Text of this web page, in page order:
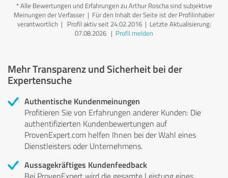
*Alle Bewertungen und Erfahrungen zu Arthur Roscha sind subjektive
Meinungen der Verfasser | Für den Inhalt der Seite ist der Profilinhaber
verantwortlich | Profil aktiv seit 24.02.2016 | Letzte Aktualisierung:
07.08.2026 | Profil melden
Mehr Transparenz und Sicherheit bei der
Expertensuche
Authentische Kundenmeinungen
Profitieren Sie von Erfahrungen anderer Kunden: Die
authentifizierten Kundenbewertungen auf
ProvenExpert.com helfen Ihnen bei der Wahl eines
Dienstleisters oder Unternehmens.
Aussagekräftiges Kundenfeedback